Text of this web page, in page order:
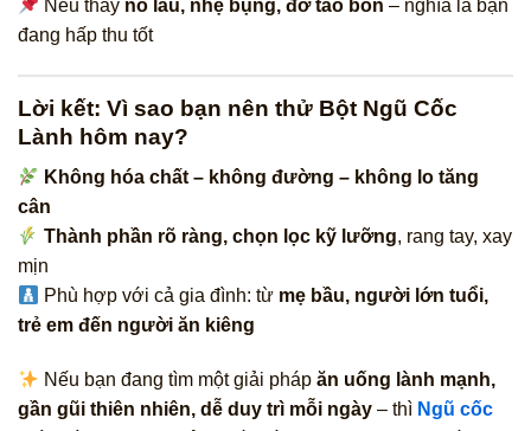
Nếu thấy no lâu, nhẹ bụng, đỡ táo bón – nghĩa là bạn
đang hấp thu tốt
Lời kết: Vì sao bạn nên thử Bột Ngũ Cốc
Lành hôm nay?
Không hóa chất – không đường – không lo tăng
cân
Thành phần rõ ràng, chọn lọc kỹ lưỡng, rang tay, xay
mịn
Phù hợp với cả gia đình: từ mẹ bầu, người lớn tuổi,
trẻ em đến người ăn kiêng
Nếu bạn đang tìm một giải phápăn uống lành mạnh,
gần gũi thiên nhiên, dễ duy trì mỗi ngày – thì Ngũ cốc